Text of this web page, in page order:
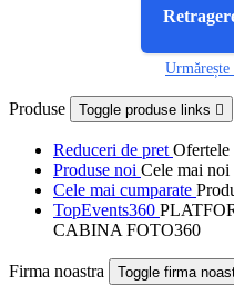
Urmărește
Produse Toggle produse links 
Reduceri de pret Ofertele
Produse noi Cele mai noi
Cele mai cumparate
TopEvents360
CABINA FOTO360
Firma noastra Toggle firma